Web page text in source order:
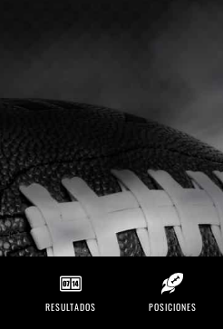
RESULTADOS POSICIONES